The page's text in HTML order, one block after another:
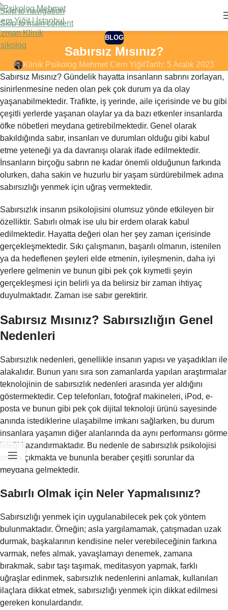
Skip to navigation
Skip to main content
BLOG
Sabırsız Mısınız?
Klinik Psikolog Mehmet Cem YiğitTarih: 5 Aralık 2023
Sabırsız Mısınız? Gündelik hayatta insanların sabrını zorlayan,
sinirlenmesine neden olan pek çok durum ya da olay
yaşanabilmektedir. Trafikte, iş yerinde, aile içerisinde ve bu gibi
çeşitli yerlerde yaşanan olaylar ya da bazı etkenler insanlarda
öfke nöbetleri meydana getirebilmektedir. Genel olarak
bakıldığında sabır, insanları ve durumları olduğu gibi kabul
etme yeteneği ya da davranışı olarak ifade edilmektedir.
İnsanların birçoğu sabrın ne kadar önemli olduğunun farkında
olurken, daha sakin ve huzurlu bir yaşam sürdürebilmek adına
sabırsızlığı yenmek için uğraş vermektedir.
Sabırsızlık insanın psikolojisini olumsuz yönde etkileyen bir
özelliktir. Sabırlı olmak ise ulu bir erdem olarak kabul
edilmektedir. Hayatta değeri olan her şey zaman içerisinde
gerçekleşmektedir. Sıkı çalışmanın, başarılı olmanın, istenilen
ya da hedeflenen şeyleri elde etmenin, iyileşmenin, daha iyi
yerlere gelmenin ve bunun gibi pek çok kıymetli şeyin
gerçekleşmesi için belirli ya da belirsiz bir zaman ihtiyaç
duyulmaktadır. Zaman ise sabır gerektirir.
Sabırsız Mısınız? Sabırsızlığın Genel
Nedenleri
Sabırsızlık nedenleri, genellikle insanın yapısı ve yaşadıkları ile
alakalıdır. Bunun yanı sıra son zamanlarda yapılan araştırmalar
teknolojinin de sabırsızlık nedenleri arasında yer aldığını
göstermektedir. Cep telefonları, fotoğraf makineleri, iPod, e-
posta ve bunun gibi pek çok dijital teknoloji ürünü sayesinde
anında istediklerine ulaşabilme imkanı sağlarken, bu durum
insanlara yaşamın diğer alanlarında da aynı performansı görme
isteği kazandırmaktadır. Bu nedenle de sabırsızlık psikolojisi
ortaya çıkmakta ve bununla beraber çeşitli sorunlar da
meydana gelmektedir.
Sabırlı Olmak için Neler Yapmalısınız?
Sabırsızlığı yenmek için uygulanabilecek pek çok yöntem
bulunmaktadır. Örneğin; asla yargılamamak, çatışmadan uzak
durmak, başkalarının kendisine neler verebileceğinin farkına
varmak, nefes almak, yavaşlamayı denemek, zamana
bırakmak, sabır taşı taşımak, meditasyon yapmak, farklı
uğraşlar edinmek, sabırsızlık nedenlerini anlamak, kullanılan
ilaçlara dikkat etmek, sabırsızlığı yenmek için dikkat edilmesi
gereken konulardandır.